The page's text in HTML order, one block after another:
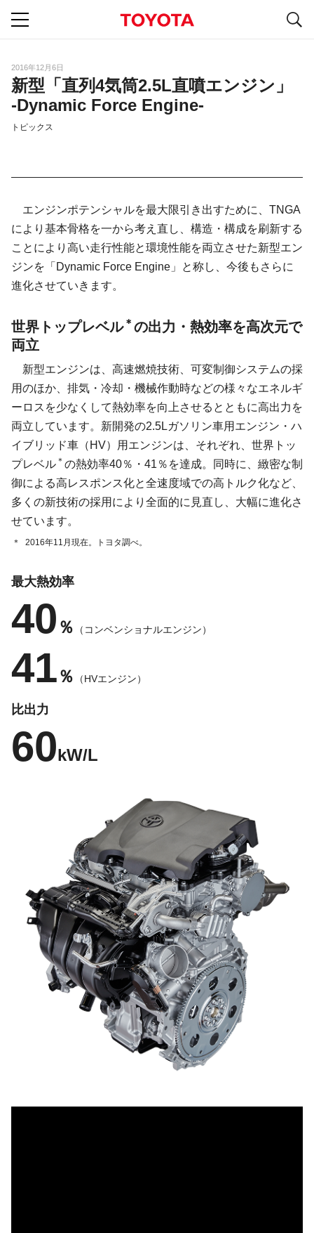
2016年12月6日
新型「直列4気筒2.5L直噴エンジン」
-Dynamic Force Engine-
トピックス
エンジンポテンシャルを最大限引き出すために、TNGA
により基本骨格を一から考え直し、構造・構成を刷新する
ことにより高い走行性能と環境性能を両立させた新型エン
ジンを「Dynamic Force Engine」と称し、今後もさらに
進化させていきます。
世界トップレベル ＊ の出力・熱効率を高次元で
両立
新型エンジンは、高速燃焼技術、可変制御システムの採
用のほか、排気・冷却・機械作動時などの様々なエネルギ
ーロスを少なくして熱効率を向上させるとともに高出力を
両立しています。新開発の2.5Lガソリン車用エンジン・ハ
イブリッド車（HV）用エンジンは、それぞれ、世界トッ
プレベル ＊ の熱効率40％・41％を達成。同時に、緻密な制
御による高レスポンス化と全速度域での高トルク化など、
多くの新技術の採用により全面的に見直し、大幅に進化さ
せています。
＊ 2016年11月現在。トヨタ調べ。
最大熱効率
40 ％ （コンベンショナルエンジン）
41％ （HVエンジン）
比出力
60kW/L